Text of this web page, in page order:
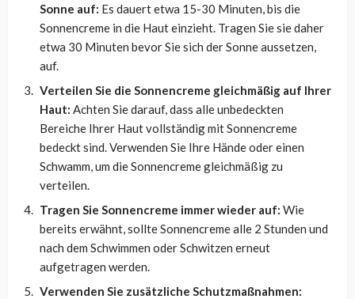
Sonne auf: Es dauert etwa 15-30 Minuten, bis die
Sonnencreme in die Haut einzieht. Tragen Sie sie daher
etwa 30 Minuten bevor Sie sich der Sonne aussetzen,
auf.
Verteilen Sie die Sonnencreme gleichmäßig auf Ihrer
Haut: Achten Sie darauf, dass alle unbedeckten
Bereiche Ihrer Haut vollständig mit Sonnencreme
bedeckt sind. Verwenden Sie Ihre Hände oder einen
Schwamm, um die Sonnencreme gleichmäßig zu
verteilen.
Tragen Sie Sonnencreme immer wieder auf: Wie
bereits erwähnt, sollte Sonnencreme alle 2 Stunden und
nach dem Schwimmen oder Schwitzen erneut
aufgetragen werden.
Verwenden Sie zusätzliche Schutzmaßnahmen: